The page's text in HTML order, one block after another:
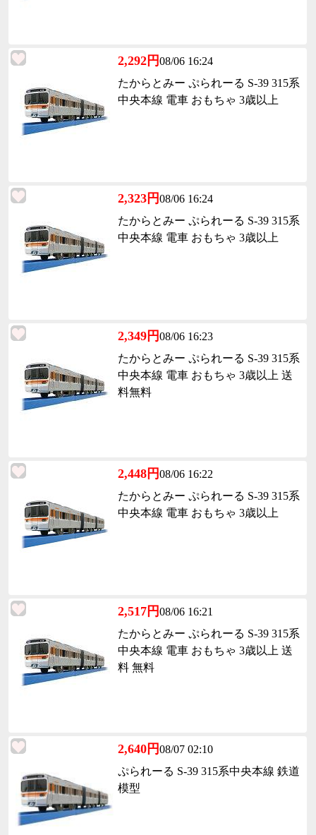
2,292円08/06 16:24
たからとみー ぷられーる S-39 315系
中央本線 電車 おもちゃ 3歳以上
2,323円08/06 16:24
たからとみー ぷられーる S-39 315系
中央本線 電車 おもちゃ 3歳以上
2,349円08/06 16:23
たからとみー ぷられーる S-39 315系
中央本線 電車 おもちゃ 3歳以上 送
料無料
2,448円08/06 16:22
たからとみー ぷられーる S-39 315系
中央本線 電車 おもちゃ 3歳以上
2,517円08/06 16:21
たからとみー ぷられーる S-39 315系
中央本線 電車 おもちゃ 3歳以上 送
料 無料
2,640円08/07 02:10
ぷられーる S-39 315系中央本線 鉄道
模型